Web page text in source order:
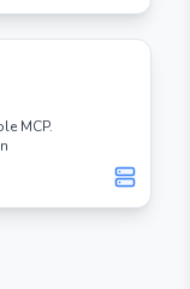
MCP.